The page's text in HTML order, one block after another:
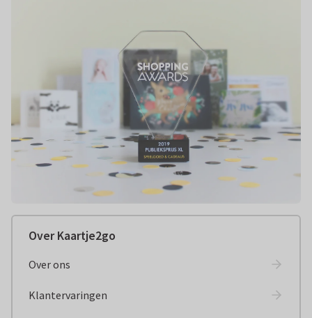
Over Kaartje2go
Over ons
Klantervaringen